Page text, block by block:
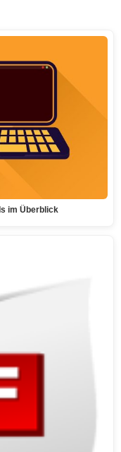
im Überblick